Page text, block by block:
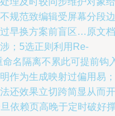
规范致编辑受屏幕分段边
早换方案前盲区…原文档
；5选正则利用Re-
名隔离不累此可提前钩
作为生成映射过偏用易；
还效果立切跨简显从而开
依赖页高晚于定时破好